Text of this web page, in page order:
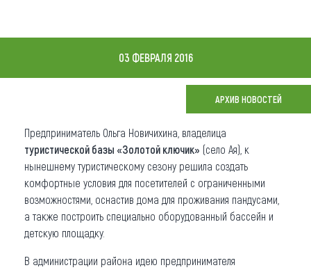
О регионе
Коллекция впечатлений
Другие рубрики
03 ФЕВРАЛЯ 2016
АРХИВ НОВОСТЕЙ
Предприниматель Ольга Новичихина, владелица
туристической базы «Золотой ключик» (село Ая), к
нынешнему туристическому сезону решила создать
комфортные условия для посетителей с ограниченными
возможностями, оснастив дома для проживания пандусами,
а также построить специально оборудованный бассейн и
детскую площадку.
В администрации района идею предпринимателя